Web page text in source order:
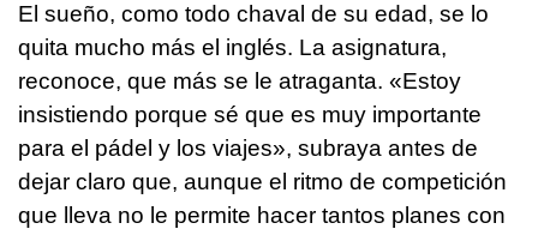
El sueño, como todo chaval de su edad, se lo
quita mucho más el inglés. La asignatura,
reconoce, que más se le atraganta. «Estoy
insistiendo porque sé que es muy importante
para el pádel y los viajes», subraya antes de
dejar claro que, aunque el ritmo de competición
que lleva no le permite hacer tantos planes con